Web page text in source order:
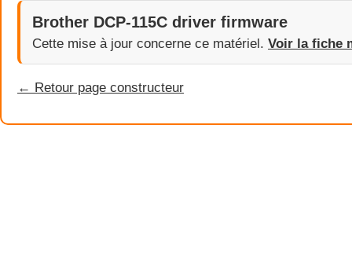
Brother DCP-115C driver firmware
Cette mise à jour concerne ce matériel. Voir la fiche
← Retour page constructeur